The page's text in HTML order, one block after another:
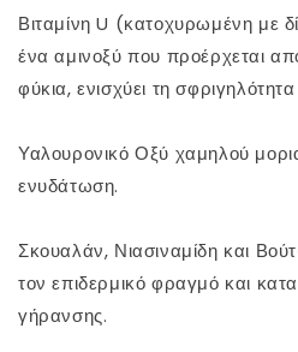
Βιταμίνη U (κατοχυρωμένη με
ένα αμινοξύ που προέρχεται
φύκια, ενισχύει τη
Υαλουρονικό Οξύ χαμηλού
ενυδάτωση.
Σκουαλάν, Νιασιναμίδη και
τον επιδερμικό φραγμό και
γήρανσης.